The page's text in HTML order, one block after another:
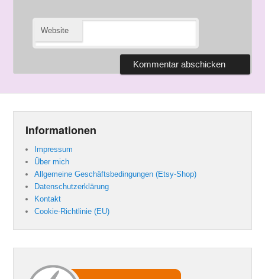
Website
Informationen
Impressum
Über mich
Allgemeine Geschäftsbedingungen (Etsy-Shop)
Datenschutzerklärung
Kontakt
Cookie-Richtlinie (EU)